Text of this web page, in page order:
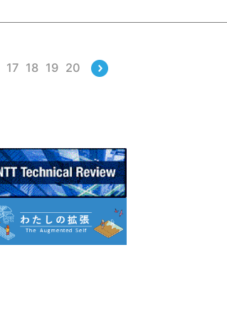
に構成したものです。
17 18 19 20